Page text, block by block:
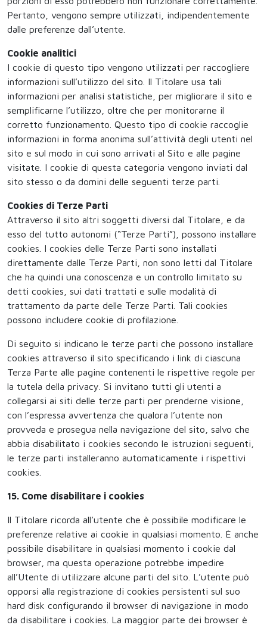
Pertanto, vengono sempre utilizzati, indipendentemente
dalle preferenze dall’utente.
Cookie analitici
I cookie di questo tipo vengono utilizzati per raccogliere
informazioni sull’utilizzo del sito. Il Titolare usa tali
informazioni per analisi statistiche, per migliorare il sito e
semplificarne l’utilizzo, oltre che per monitorarne il
corretto funzionamento. Questo tipo di cookie raccoglie
informazioni in forma anonima sull’attività degli utenti nel
sito e sul modo in cui sono arrivati al Sito e alle pagine
visitate. I cookie di questa categoria vengono inviati dal
sito stesso o da domini delle seguenti terze parti.
Cookies di Terze Parti
Attraverso il sito altri soggetti diversi dal Titolare, e da
esso del tutto autonomi (“Terze Parti”), possono installare
cookies. I cookies delle Terze Parti sono installati
direttamente dalle Terze Parti, non sono letti dal Titolare
che ha quindi una conoscenza e un controllo limitato su
detti cookies, sui dati trattati e sulle modalità di
trattamento da parte delle Terze Parti. Tali cookies
possono includere cookie di profilazione.
Di seguito si indicano le terze parti che possono installare
cookies attraverso il sito specificando i link di ciascuna
Terza Parte alle pagine contenenti le rispettive regole per
la tutela della privacy. Si invitano tutti gli utenti a
collegarsi ai siti delle terze parti per prenderne visione,
con l’espressa avvertenza che qualora l’utente non
provveda e prosegua nella navigazione del sito, salvo che
abbia disabilitato i cookies secondo le istruzioni seguenti,
le terze parti installeranno automaticamente i rispettivi
cookies.
15. Come disabilitare i cookies
Il Titolare ricorda all’utente che è possibile modificare le
preferenze relative ai cookie in qualsiasi momento. È anche
possibile disabilitare in qualsiasi momento i cookie dal
browser, ma questa operazione potrebbe impedire
all’Utente di utilizzare alcune parti del sito. L’utente può
opporsi alla registrazione di cookies persistenti sul suo
hard disk configurando il browser di navigazione in modo
da disabilitare i cookies. La maggior parte dei browser è